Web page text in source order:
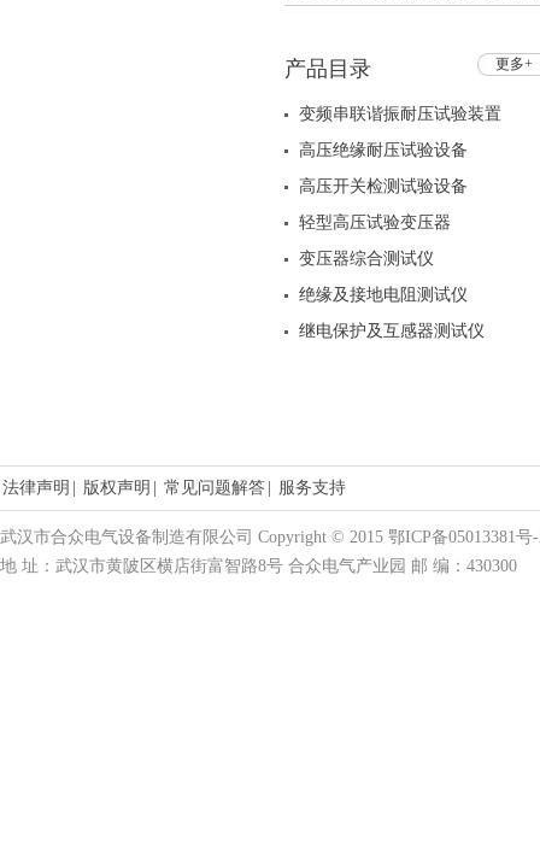
更多+
产品目录
变频串联谐振耐压试验装置
高压绝缘耐压试验设备
高压开关检测试验设备
轻型高压试验变压器
变压器综合测试仪
绝缘及接地电阻测试仪
继电保护及互感器测试仪
法律声明 版权声明 常见问题解答 服务支持
武汉市合众电气设备制造有限公司 Copyright © 2015 鄂ICP备05013381号
地 址：武汉市黄陂区横店街富智路8号 合众电气产业园 邮 编：430300